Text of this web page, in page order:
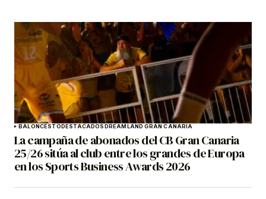
BALONCESTODESTACADOSDREAMLAND GRAN CANARIA
La campaña de abonados del CB Gran Canaria
25/26 sitúa al club entre los grandes de Europa
en los Sports Business Awards 2026